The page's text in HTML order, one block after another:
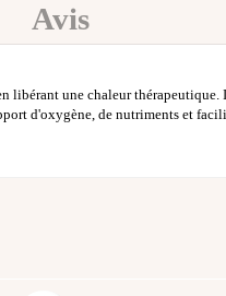
Avis
une chaleur
d'oxygène, de nutriments et